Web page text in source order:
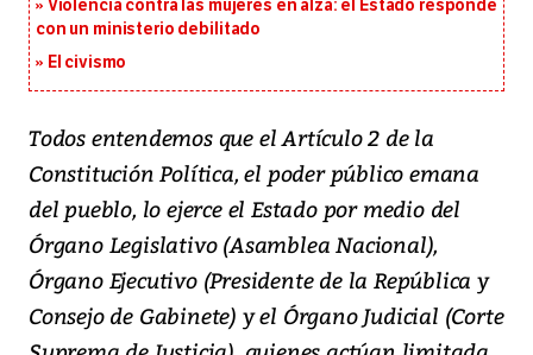
Violencia contra las mujeres en alza: el Estado responde
con un ministerio debilitado
El civismo
Todos entendemos que el Artículo 2 de la
Constitución Política, el poder público emana
del pueblo, lo ejerce el Estado por medio del
Órgano Legislativo (Asamblea Nacional),
Órgano Ejecutivo (Presidente de la República y
Consejo de Gabinete) y el Órgano Judicial (Corte